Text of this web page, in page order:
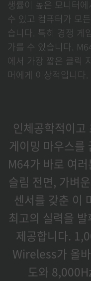
생률이 높은 모니터
수 있고 컴퓨터가 모
습니다. 특히 경쟁 게
가를 수 있습니다.
에서 가장 짧은 클릭
머에게 이상적입니다.
인체공학적이고
게이밍 마우스를
M64가 바로 여
슬림 전면, 가벼
센서를 갖춘 이
최고의 실력을
제공합니다.
Wireless가 올
도와